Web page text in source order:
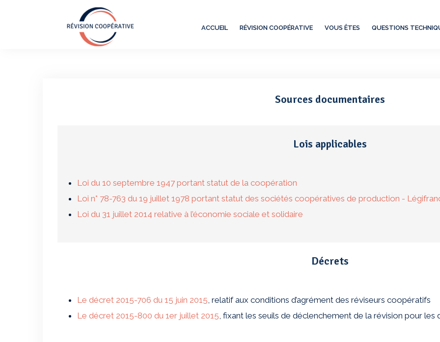
ACCUEIL RÉVISION COOPÉRATIVE VOUS ÊTES QUESTIONS
Sources documentaires
Lois applicables
Loi du 10 septembre 1947 portant statut de la coopération
Loi n° 78-763 du 19 juillet 1978 portant statut des sociétés coopératives de production -
Loi du 31 juillet 2014 relative à l’économie sociale et solidaire
Décrets
Le décret 2015-706 du 15 juin 2015, relatif aux conditions d’agrément des réviseurs coopératifs
Le décret 2015-800 du 1er juillet 2015, fixant les seuils de déclenchement de la révision pour